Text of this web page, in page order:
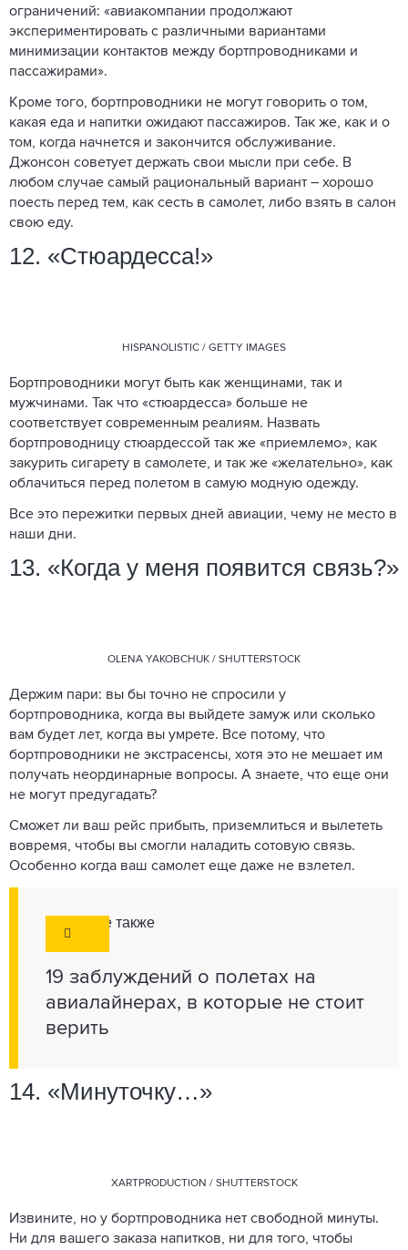
ограничений: «авиакомпании продолжают
экспериментировать с различными вариантами
минимизации контактов между бортпроводниками и
пассажирами».
Кроме того, бортпроводники не могут говорить о том,
какая еда и напитки ожидают пассажиров. Так же, как и о
том, когда начнется и закончится обслуживание.
Джонсон советует держать свои мысли при себе. В
любом случае самый рациональный вариант – хорошо
поесть перед тем, как сесть в самолет, либо взять в салон
свою еду.
12. «Стюардесса!»
HISPANOLISTIC / GETTY IMAGES
Бортпроводники могут быть как женщинами, так и
мужчинами. Так что «стюардесса» больше не
соответствует современным реалиям. Назвать
бортпроводницу стюардессой так же «приемлемо», как
закурить сигарету в самолете, и так же «желательно», как
облачиться перед полетом в самую модную одежду.
Все это пережитки первых дней авиации, чему не место в
наши дни.
13. «Когда у меня появится связь?»
OLENA YAKOBCHUK / SHUTTERSTOCK
Держим пари: вы бы точно не спросили у
бортпроводника, когда вы выйдете замуж или сколько
вам будет лет, когда вы умрете. Все потому, что
бортпроводники не экстрасенсы, хотя это не мешает им
получать неординарные вопросы. А знаете, что еще они
не могут предугадать?
Сможет ли ваш рейс прибыть, приземлиться и вылететь
вовремя, чтобы вы смогли наладить сотовую связь.
Особенно когда ваш самолет еще даже не взлетел.
Смотрите также
19 заблуждений о полетах на
авиалайнерах, в которые не стоит
верить
14. «Минуточку…»
XARTPRODUCTION / SHUTTERSTOCK
Извините, но у бортпроводника нет свободной минуты.
Ни для вашего заказа напитков, ни для того, чтобы